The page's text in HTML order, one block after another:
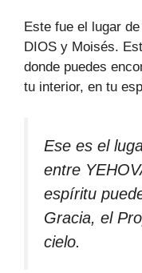
Este fue el lugar
DIOS y Moisés.
donde puedes
tu interior, en tu
Ese es el
entre
espíritu
Gracia, el
cielo.